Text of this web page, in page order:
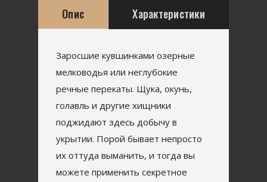
Опис Характеристики
Заросшие кувшинками озерные
мелководья или неглубокие
речные перекаты. Щука, окунь,
голавль и другие хищники
поджидают здесь добычу в
укрытии. Порой бывает непросто
их оттуда выманить, и тогда вы
можете применить секретное